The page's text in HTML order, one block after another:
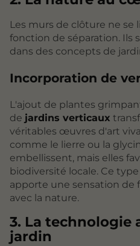
Les murs de clôture ne
fonction de séparation. Ils
dans des concepts de
Incorporation de
L'ajout de plantes
de jardins verticaux
véritables œuvres d'art
comme le lierre ou la
embellissent, mais elles
biodiversité locale. Ce
apporte une sensation de
avec la nature.
3. La technologie
jardin